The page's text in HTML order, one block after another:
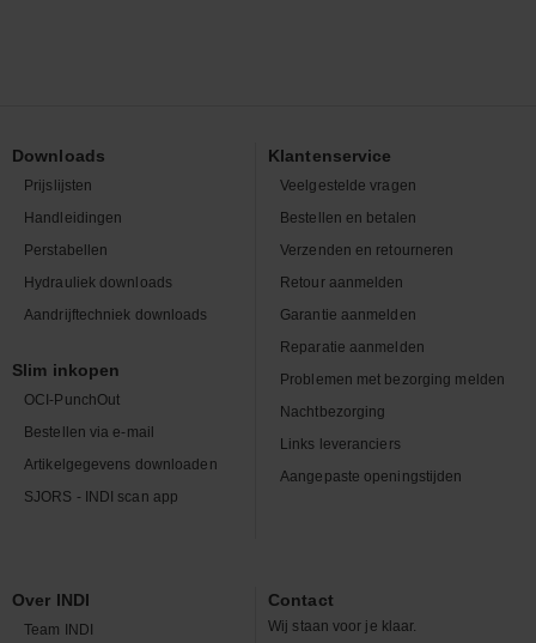
Downloads
Prijslijsten
Handleidingen
Perstabellen
Hydrauliek downloads
Aandrijftechniek downloads
Slim inkopen
OCI-PunchOut
Bestellen via e-mail
Artikelgegevens downloaden
SJORS - INDI scan app
Klantenservice
Veelgestelde vragen
Bestellen en betalen
Verzenden en retourneren
Retour aanmelden
Garantie aanmelden
Reparatie aanmelden
Problemen met bezorging melden
Nachtbezorging
Links leveranciers
Aangepaste openingstijden
Over INDI
Team INDI
Contact
Wij staan voor je klaar.